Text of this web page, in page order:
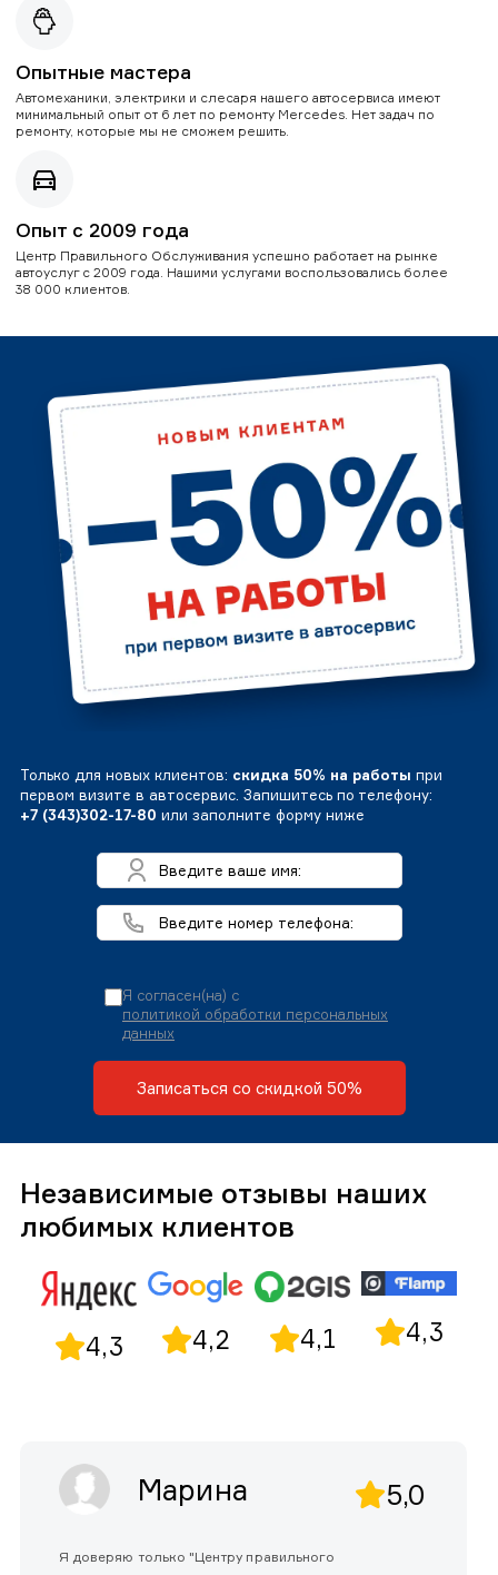
Опытные мастера
Автомеханики, электрики и слесаря нашего автосервиса имеют
минимальный опыт от 6 лет по ремонту Mercedes. Нет задач по
ремонту, которые мы не сможем решить.
Опыт с 2009 года
Центр Правильного Обслуживания успешно работает на рынке
автоуслуг с 2009 года. Нашими услугами воспользовались более
38 000 клиентов.
Только для новых клиентов: скидка 50% на работы при
первом визите в автосервис. Запишитесь по телефону:
+7 (343)302-17-80 или заполните форму ниже
Я согласен(на) с
политикой обработки персональных
данных
Записаться со скидкой 50%
Независимые отзывы наших
любимых клиентов
4,3 4,2 4,1 4,3
Марина 5,0
Я доверяю только "Центру правильного